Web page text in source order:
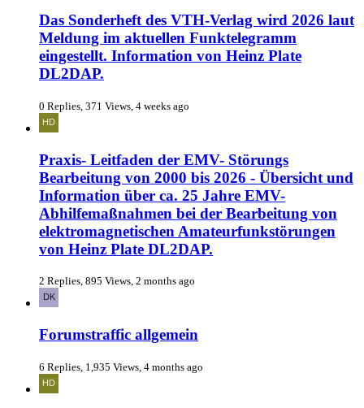
Das Sonderheft des VTH-Verlag wird 2026 laut
Meldung im aktuellen Funktelegramm
eingestellt. Information von Heinz Plate
DL2DAP.
0 Replies, 371 Views, 4 weeks ago
Praxis- Leitfaden der EMV- Störungs
Bearbeitung von 2000 bis 2026 - Übersicht und
Information über ca. 25 Jahre EMV-
Abhilfemaßnahmen bei der Bearbeitung von
elektromagnetischen Amateurfunkstörungen
von Heinz Plate DL2DAP.
2 Replies, 895 Views, 2 months ago
Forumstraffic allgemein
6 Replies, 1,935 Views, 4 months ago